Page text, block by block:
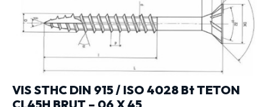
VIS STHC DIN 915 / ISO 4028 Bt TETON